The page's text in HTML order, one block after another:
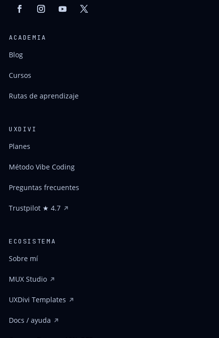
ACADEMIA
Blog
Cursos
Rutas de aprendizaje
UXDIVI
Planes
Método Vibe Coding
Preguntas frecuentes
Trustpilot ★ 4.7
ECOSISTEMA
Sobre mí
MUX Studio
UXDivi Templates
Docs / ayuda